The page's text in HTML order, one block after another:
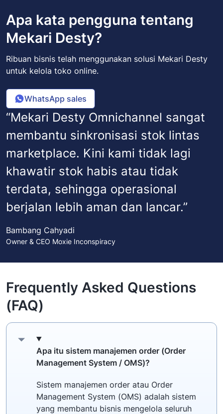
Apa kata pengguna tentang
Mekari Desty?
Ribuan bisnis telah menggunakan solusi Mekari Desty
untuk kelola toko online.
WhatsApp sales
“Mekari Desty Omnichannel sangat
membantu sinkronisasi stok lintas
marketplace. Kini kami tidak lagi
khawatir stok habis atau tidak
terdata, sehingga operasional
berjalan lebih aman dan lancar.”
Bambang Cahyadi
Owner & CEO Moxie Inconspiracy
Frequently Asked Questions
(FAQ)
Apa itu sistem manajemen order (Order
Management System / OMS)?
Sistem manajemen order atau Order
Management System (OMS) adalah sistem
yang membantu bisnis mengelola seluruh